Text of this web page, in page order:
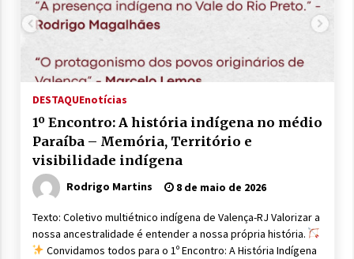
DESTAQUEnotícias
1º Encontro: A história indígena no médio
Paraíba – Memória, Território e
visibilidade indígena
Rodrigo Martins 8 de maio de 2026
Texto: Coletivo multiétnico indígena de Valença-RJ Valorizar a
nossa ancestralidade é entender a nossa própria história.
Convidamos todos para o 1º Encontro: A História Indígena